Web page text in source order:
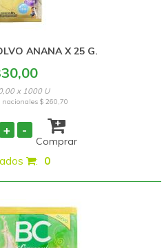
ANANA X 25 G.
x 1000 U
nacionales $ 260,70
+ -
Comprar
: 0